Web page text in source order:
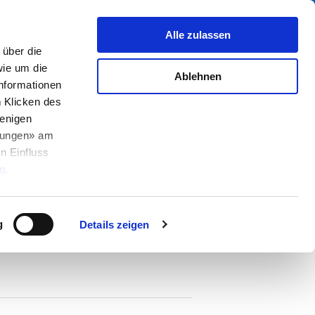
die
um die
Klicken des
am
Einfluss
Details zeigen
Alle zulassen
Ablehnen
Kontakt